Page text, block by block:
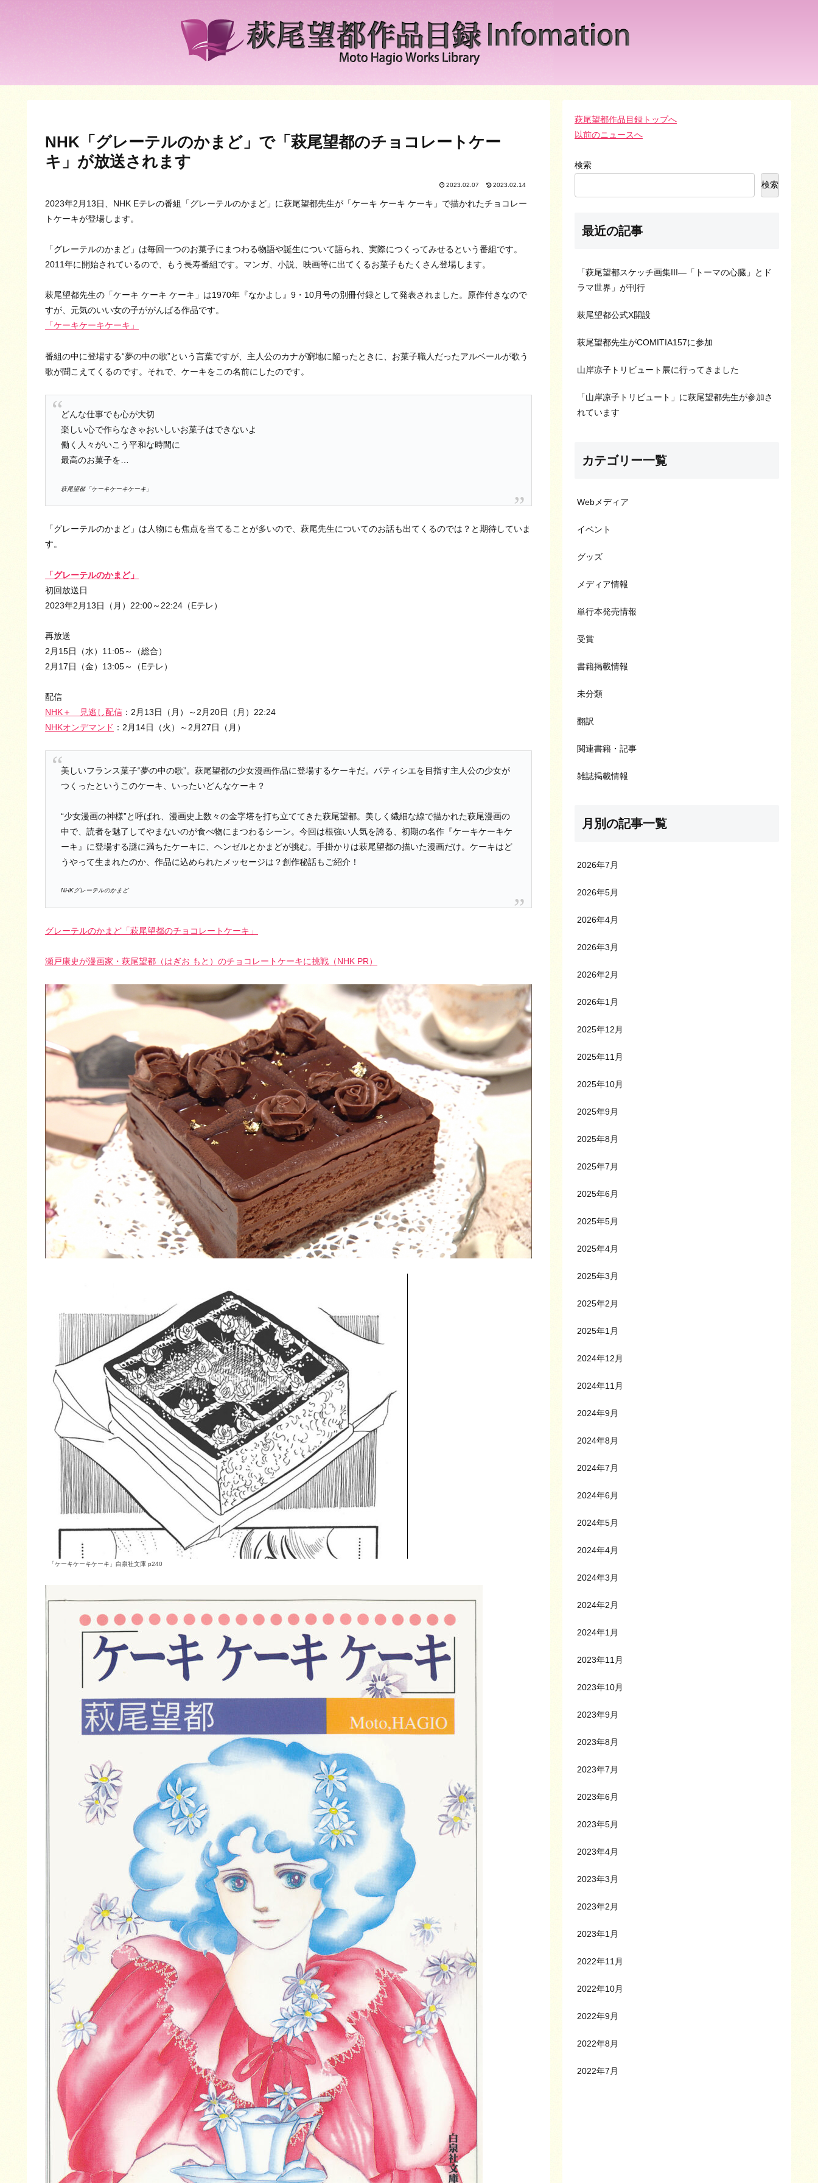
NHK「グレーテルのかまど」で「萩尾望都のチョコレートケー
キ」が放送されます
2023.02.07 2023.02.14
2023年2月13日、NHK Eテレの番組「グレーテルのかまど」に萩尾望都先生が「ケーキ ケーキ ケーキ」で描かれたチョコレー
トケーキが登場します。
「グレーテルのかまど」は毎回一つのお菓子にまつわる物語や誕生について語られ、実際につくってみせるという番組です。
2011年に開始されているので、もう長寿番組です。マンガ、小説、映画等に出てくるお菓子もたくさん登場します。
萩尾望都先生の「ケーキ ケーキ ケーキ」は1970年『なかよし』9・10月号の別冊付録として発表されました。原作付きなので
すが、元気のいい女の子ががんばる作品です。
「ケーキケーキケーキ」
番組の中に登場する“夢の中の歌”という言葉ですが、主人公のカナが窮地に陥ったときに、お菓子職人だったアルベールが歌う
歌が聞こえてくるのです。それで、ケーキをこの名前にしたのです。
どんな仕事でも心が大切
楽しい心で作らなきゃおいしいお菓子はできないよ
働く人々がいこう平和な時間に
最高のお菓子を…
萩尾望都「ケーキケーキケーキ」
「グレーテルのかまど」は人物にも焦点を当てることが多いので、萩尾先生についてのお話も出てくるのでは？と期待していま
す。
「グレーテルのかまど」
初回放送日
2023年2月13日（月）22:00～22:24（Eテレ）
再放送
2月15日（水）11:05～（総合）
2月17日（金）13:05～（Eテレ）
配信
NHK＋ 見逃し配信 ：2月13日（月）～2月20日（月）22:24
NHKオンデマンド ：2月14日（火）～2月27日（月）
美しいフランス菓子“夢の中の歌”。萩尾望都の少女漫画作品に登場するケーキだ。パティシエを目指す主人公の少女が
つくったというこのケーキ、いったいどんなケーキ？
“少女漫画の神様”と呼ばれ、漫画史上数々の金字塔を打ち立ててきた萩尾望都。美しく繊細な線で描かれた萩尾漫画の
中で、読者を魅了してやまないのが食べ物にまつわるシーン。今回は根強い人気を誇る、初期の名作『ケーキケーキケ
ーキ』に登場する謎に満ちたケーキに、ヘンゼルとかまどが挑む。手掛かりは萩尾望都の描いた漫画だけ。ケーキはど
うやって生まれたのか、作品に込められたメッセージは？創作秘話もご紹介！
NHKグレーテルのかまど
グレーテルのかまど「萩尾望都のチョコレートケーキ」
瀬戸康史が漫画家・萩尾望都（はぎお もと）のチョコレートケーキに挑戦（NHK PR）
「ケーキケーキケーキ」白泉社文庫 p240
萩尾望都作品目録トップへ
以前のニュースへ
検索
検索
最近の記事
「萩尾望都スケッチ画集III―「トーマの心臓」とド
ラマ世界」が刊行
萩尾望都公式X開設
萩尾望都先生がCOMITIA157に参加
山岸凉子トリビュート展に行ってきました
「山岸凉子トリビュート」に萩尾望都先生が参加さ
れています
カテゴリー一覧
Webメディア
イベント
グッズ
メディア情報
単行本発売情報
受賞
書籍掲載情報
未分類
翻訳
関連書籍・記事
雑誌掲載情報
月別の記事一覧
2026年7月
2026年5月
2026年4月
2026年3月
2026年2月
2026年1月
2025年12月
2025年11月
2025年10月
2025年9月
2025年8月
2025年7月
2025年6月
2025年5月
2025年4月
2025年3月
2025年2月
2025年1月
2024年12月
2024年11月
2024年9月
2024年8月
2024年7月
2024年6月
2024年5月
2024年4月
2024年3月
2024年2月
2024年1月
2023年11月
2023年10月
2023年9月
2023年8月
2023年7月
2023年6月
2023年5月
2023年4月
2023年3月
2023年2月
2023年1月
2022年11月
2022年10月
2022年9月
2022年8月
2022年7月